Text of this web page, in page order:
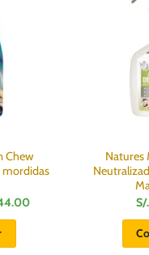
Chew
mordidas
El
Natures
S/.